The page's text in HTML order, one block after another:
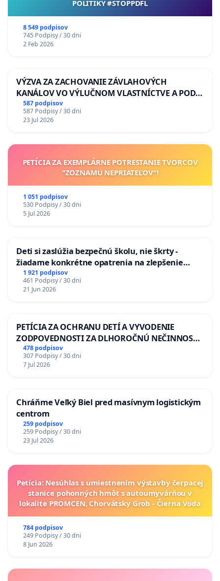
POLITIKY #STOPPDFL
8 549 podpisov
745 Podpisy / 30 dni
2 Feb 2026
VÝZVA ZA ZACHOVANIE ZÁVLAHOVÝCH
KANÁLOV VO VÝLUČNOM VLASTNÍCTVE A POD
KONTROLOU SLOVENSKEJ REPUBLIKY & žiadosť
na riešenie zanedbaného stavu závlahových a
odvodňovacích kanálov na Slovensku
587 podpisov
587 Podpisy / 30 dni
23 Jul 2026
PETÍCIA ZA EXEMPLÁRNE POTRESTANIE TVORCOV
"ZOZNAMU NEPRIATEĽOV"!
1 051 podpisov
530 Podpisy / 30 dni
5 Jul 2026
Deti si zaslúžia bezpečnú školu, nie škrty -
žiadame konkrétne opatrenia na zlepšenie
situácie v školstve
1 921 podpisov
461 Podpisy / 30 dni
21 Jun 2026
PETÍCIA ZA OCHRANU DETÍ A VYVODENIE
ZODPOVEDNOSTI ZA DLHOROČNÚ NEČINNOSŤ
A ZLYHANIE ŠTÁTU
478 podpisov
307 Podpisy / 30 dni
7 Jul 2026
Chráňme Veľký Biel pred masívnym logistickým
centrom
259 podpisov
259 Podpisy / 30 dni
23 Jul 2026
Petícia: Nesúhlas s umiestnením výstavby čerpacej
stanice pohonných hmôt s autoumyvárňou v
lokalite PROMCEN, Chorvátsky Grob - Čierna Voda
784 podpisov
249 Podpisy / 30 dni
8 Jun 2026